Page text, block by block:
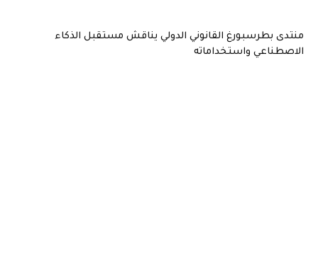
منتدى بطرسبورغ القانوني الدولي يناقش مستقبل الذكاء
الاصطناعي واستخداماته